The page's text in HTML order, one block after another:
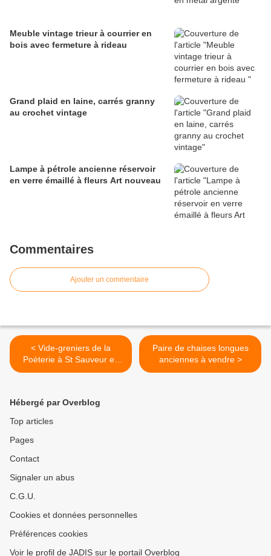
Meuble vintage trieur à courrier en
bois avec fermeture à rideau
Grand plaid en laine, carrés granny
au crochet vintage
Lampe à pétrole ancienne réservoir
en verre émaillé à fleurs Art nouveau
Commentaires
Ajouter un commentaire
< Vide-greniers de la
Poèterie à St Sauveur en
Puisaye le 27 mai 2012
Paire de chaises longues
anciennes à vendre >
Hébergé par Overblog
Top articles
Pages
Contact
Signaler un abus
C.G.U.
Cookies et données personnelles
Préférences cookies
Voir le profil de JADIS sur le portail Overblog